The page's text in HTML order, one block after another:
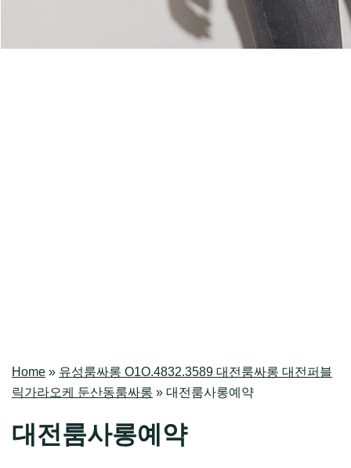
Home » 유성룸싸롱 O1O.4832.3589 대전룸싸롱 대전퍼블
릭가라오케 둔산동룸싸롱 » 대전룸사롱예약
대전룸사롱예약